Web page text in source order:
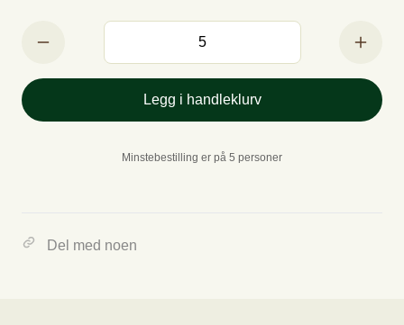
Legg i handleklurv
Minstebestilling er på 5 personer
Del med noen